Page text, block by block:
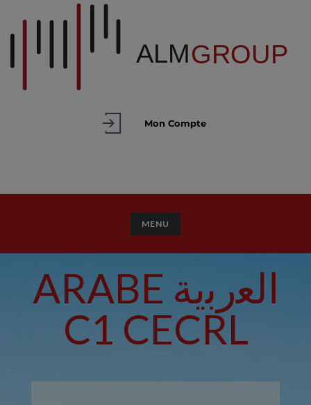
Mon Compte
TOGGLE NAVIGATION
MENU
ARABE اﻟﻌرﺑﯾﺔ
C1 CECRL